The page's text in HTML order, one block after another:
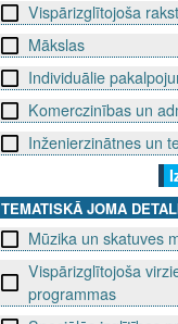
Vispārizglītojoša
Mākslas
Individuālie
Komerczinības un
Inženierzinātnes un
TEMATISKĀ JOMA
Mūzika un skatuves
Vispārizglītojoša
programmas